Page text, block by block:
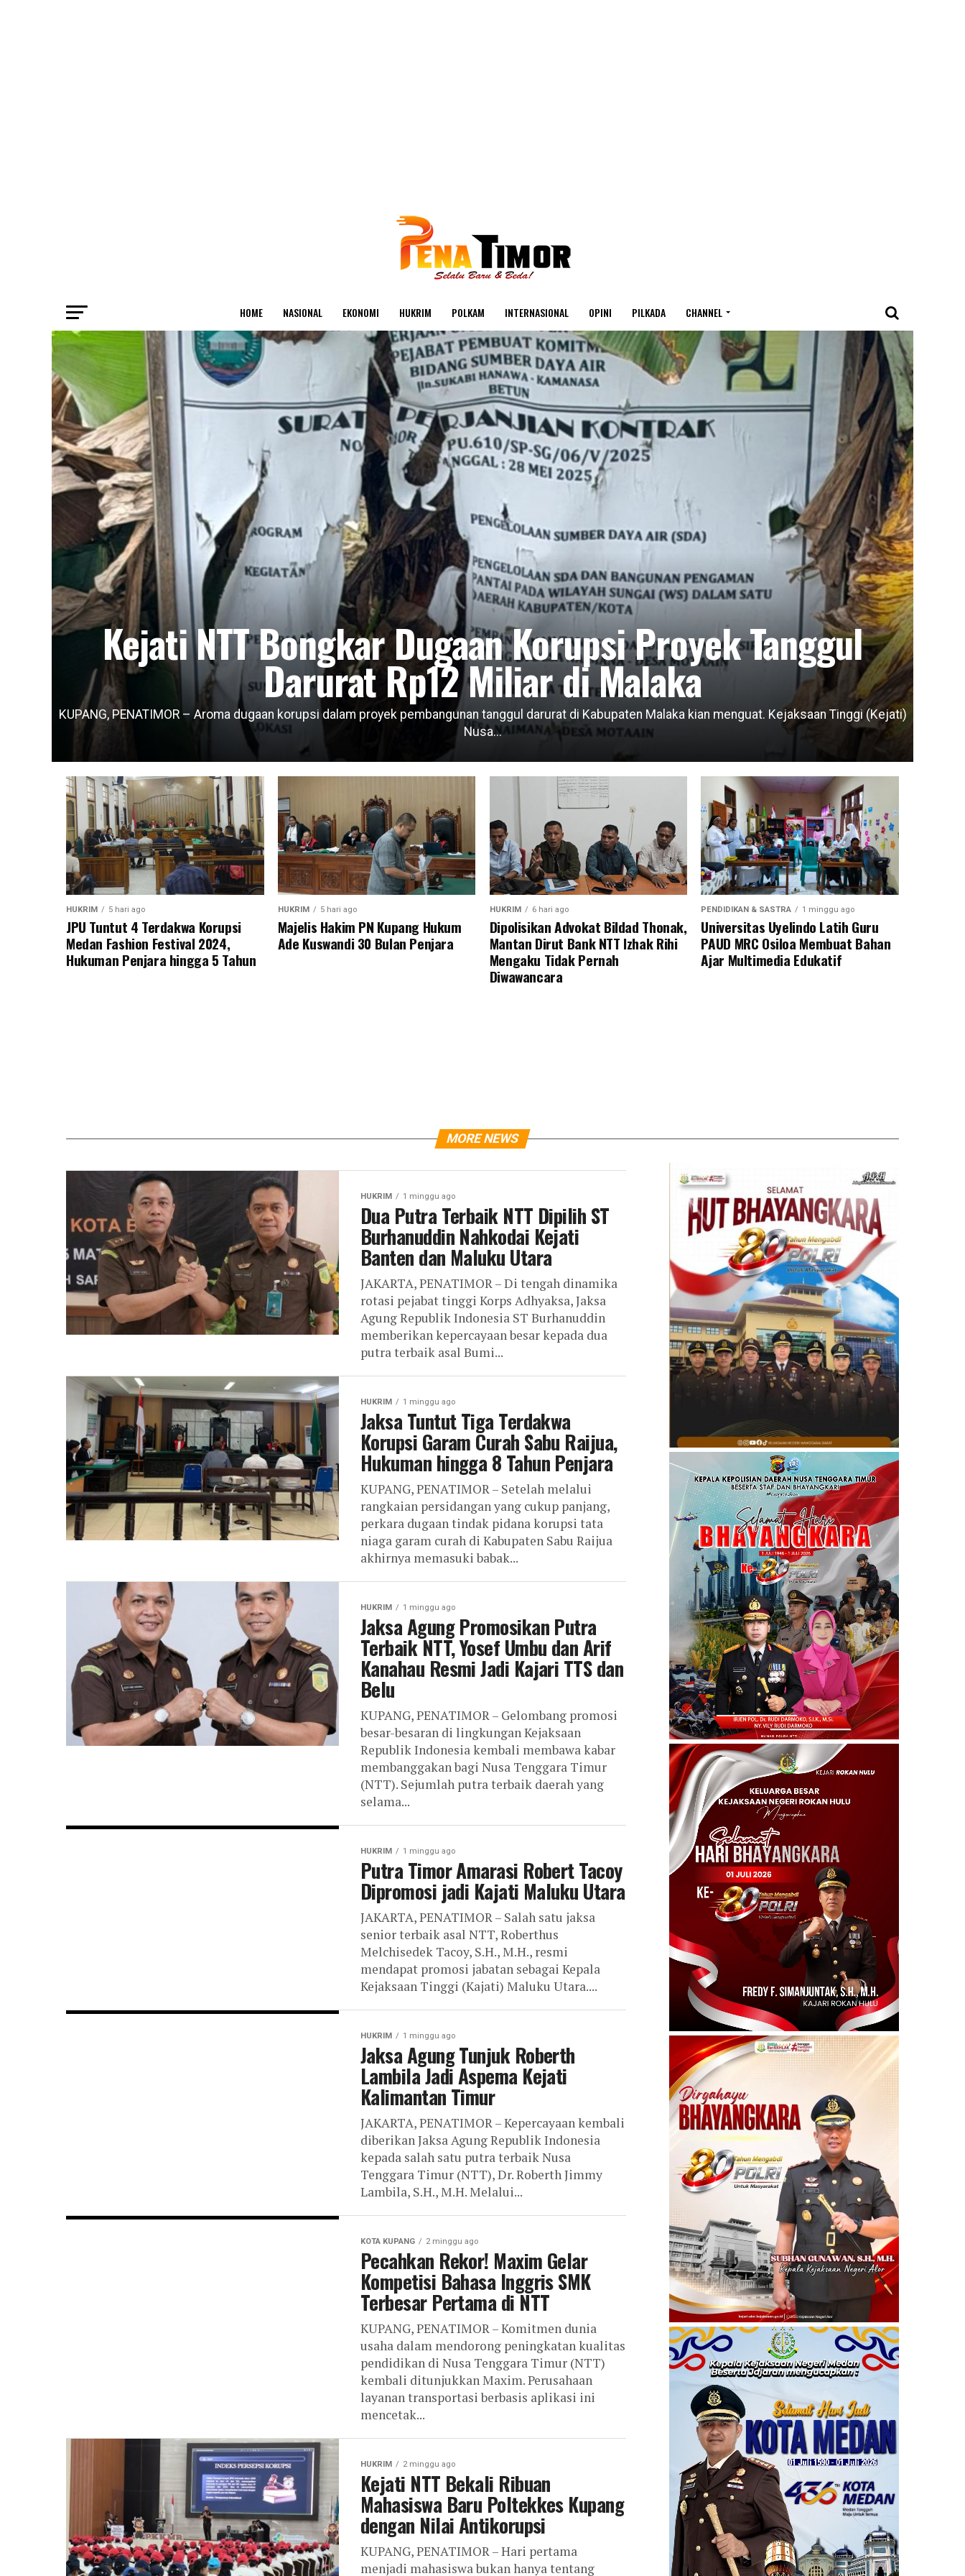
HOME NASIONAL EKONOMI HUKRIM POLKAM INTERNASIONAL OPINI PILKADA CHANNEL
Kejati NTT Bongkar Dugaan Korupsi Proyek Tanggul
Darurat Rp12 Miliar di Malaka
KUPANG, PENATIMOR – Aroma dugaan korupsi dalam proyek pembangunan tanggul darurat di Kabupaten Malaka kian menguat. Kejaksaan Tinggi (Kejati)
Nusa...
HUKRIM 5 hari ago
JPU Tuntut 4 Terdakwa Korupsi
Medan Fashion Festival 2024,
Hukuman Penjara hingga 5 Tahun
HUKRIM 5 hari ago
Majelis Hakim PN Kupang Hukum
Ade Kuswandi 30 Bulan Penjara
HUKRIM 6 hari ago
Dipolisikan Advokat Bildad Thonak,
Mantan Dirut Bank NTT Izhak Rihi
Mengaku Tidak Pernah
Diwawancara
PENDIDIKAN & SASTRA 1 minggu ago
Universitas Uyelindo Latih Guru
PAUD MRC Osiloa Membuat Bahan
Ajar Multimedia Edukatif
MORE NEWS
HUKRIM 1 minggu ago
Dua Putra Terbaik NTT Dipilih ST
Burhanuddin Nahkodai Kejati
Banten dan Maluku Utara
JAKARTA, PENATIMOR – Di tengah dinamika
rotasi pejabat tinggi Korps Adhyaksa, Jaksa
Agung Republik Indonesia ST Burhanuddin
memberikan kepercayaan besar kepada dua
putra terbaik asal Bumi...
HUKRIM 1 minggu ago
Jaksa Tuntut Tiga Terdakwa
Korupsi Garam Curah Sabu Raijua,
Hukuman hingga 8 Tahun Penjara
KUPANG, PENATIMOR – Setelah melalui
rangkaian persidangan yang cukup panjang,
perkara dugaan tindak pidana korupsi tata
niaga garam curah di Kabupaten Sabu Raijua
akhirnya memasuki babak...
HUKRIM 1 minggu ago
Jaksa Agung Promosikan Putra
Terbaik NTT, Yosef Umbu dan Arif
Kanahau Resmi Jadi Kajari TTS dan
Belu
KUPANG, PENATIMOR – Gelombang promosi
besar-besaran di lingkungan Kejaksaan
Republik Indonesia kembali membawa kabar
membanggakan bagi Nusa Tenggara Timur
(NTT). Sejumlah putra terbaik daerah yang
selama...
HUKRIM 1 minggu ago
Putra Timor Amarasi Robert Tacoy
Dipromosi jadi Kajati Maluku Utara
JAKARTA, PENATIMOR – Salah satu jaksa
senior terbaik asal NTT, Roberthus
Melchisedek Tacoy, S.H., M.H., resmi
mendapat promosi jabatan sebagai Kepala
Kejaksaan Tinggi (Kajati) Maluku Utara....
HUKRIM 1 minggu ago
Jaksa Agung Tunjuk Roberth
Lambila Jadi Aspema Kejati
Kalimantan Timur
JAKARTA, PENATIMOR – Kepercayaan kembali
diberikan Jaksa Agung Republik Indonesia
kepada salah satu putra terbaik Nusa
Tenggara Timur (NTT), Dr. Roberth Jimmy
Lambila, S.H., M.H. Melalui...
KOTA KUPANG 2 minggu ago
Pecahkan Rekor! Maxim Gelar
Kompetisi Bahasa Inggris SMK
Terbesar Pertama di NTT
KUPANG, PENATIMOR – Komitmen dunia
usaha dalam mendorong peningkatan kualitas
pendidikan di Nusa Tenggara Timur (NTT)
kembali ditunjukkan Maxim. Perusahaan
layanan transportasi berbasis aplikasi ini
mencetak...
HUKRIM 2 minggu ago
Kejati NTT Bekali Ribuan
Mahasiswa Baru Poltekkes Kupang
dengan Nilai Antikorupsi
KUPANG, PENATIMOR – Hari pertama
menjadi mahasiswa bukan hanya tentang